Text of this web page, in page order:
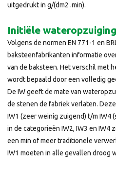
uitgedrukt in g/(dm2 .min).
Initiële wateropzuiging
Volgens de normen EN 771-1 en
baksteenfabrikanten informatie
van de baksteen. Het verschil met
wordt bepaald door een volledig
De IW geeft de mate van
de stenen de fabriek verlaten.
IW1 (zeer weinig zuigend) t/m IW4
in de categorieën IW2, IW3 en IW4
een min of meer traditionele
IW1 moeten in alle gevallen droog